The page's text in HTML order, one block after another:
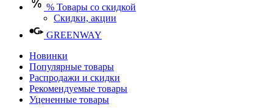
% Товары со скидкой
Скидки, акции
GREENWAY
Новинки
Популярные товары
Распродажи и скидки
Рекомендуемые товары
Уцененные товары